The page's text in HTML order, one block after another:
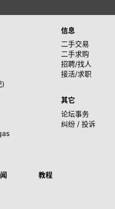
)
信息
二手交易
二手求购
招聘/找人
接活/求职
其它
论坛事务
纠纷 / 投诉
教程